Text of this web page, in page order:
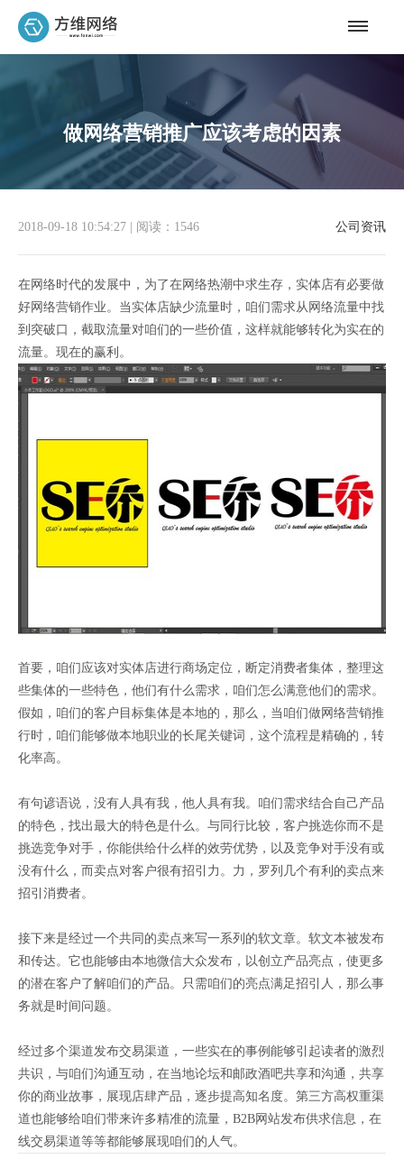
做网络营销推广应该考虑的因素
公司资讯
2018-09-18 10:54:27 阅读：1546
在网络时代的发展中，为了在网络热潮中求生存，实体店有必要做
好网络营销作业。当实体店缺少流量时，咱们需求从网络流量中找
到突破口，截取流量对咱们的一些价值，这样就能够转化为实在的
流量。现在的赢利。
首要，咱们应该对实体店进行商场定位，断定消费者集体，整理这
些集体的一些特色，他们有什么需求，咱们怎么满意他们的需求。
假如，咱们的客户目标集体是本地的，那么，当咱们做网络营销推
行时，咱们能够做本地职业的长尾关键词，这个流程是精确的，转
化率高。
有句谚语说，没有人具有我，他人具有我。咱们需求结合自己产品
的特色，找出最大的特色是什么。与同行比较，客户挑选你而不是
挑选竞争对手，你能供给什么样的效劳优势，以及竞争对手没有或
没有什么，而卖点对客户很有招引力。力，罗列几个有利的卖点来
招引消费者。
接下来是经过一个共同的卖点来写一系列的软文章。软文本被发布
和传达。它也能够由本地微信大众发布，以创立产品亮点，使更多
的潜在客户了解咱们的产品。只需咱们的亮点满足招引人，那么事
务就是时间问题。
经过多个渠道发布交易渠道，一些实在的事例能够引起读者的激烈
共识，与咱们沟通互动，在当地论坛和邮政酒吧共享和沟通，共享
你的商业故事，展现店肆产品，逐步提高知名度。第三方高权重渠
道也能够给咱们带来许多精准的流量，B2B网站发布供求信息，在
线交易渠道等等都能够展现咱们的人气。